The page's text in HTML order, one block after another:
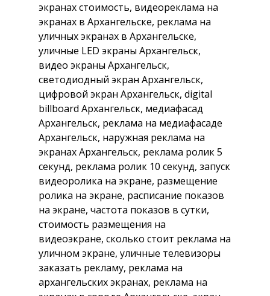
экранах стоимость, видеореклама на
экранах в Архангельске, реклама на
уличных экранах в Архангельске,
уличные LED экраны Архангельск,
видео экраны Архангельск,
светодиодный экран Архангельск,
цифровой экран Архангельск, digital
billboard Архангельск, медиафасад
Архангельск, реклама на медиафасаде
Архангельск, наружная реклама на
экранах Архангельск, реклама ролик 5
секунд, реклама ролик 10 секунд, запуск
видеоролика на экране, размещение
ролика на экране, расписание показов
на экране, частота показов в сутки,
стоимость размещения на
видеоэкране, сколько стоит реклама на
уличном экране, уличные телевизоры
заказать рекламу, реклама на
архангельских экранах, реклама на